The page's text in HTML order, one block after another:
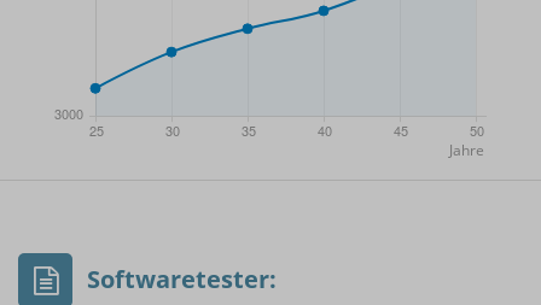
Softwaretester: